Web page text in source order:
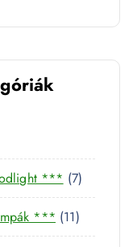
*** 77
t
e
r
*** 111
1